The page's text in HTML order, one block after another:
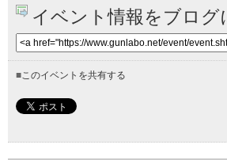
イベント情報をブログ
■このイベントを共有する